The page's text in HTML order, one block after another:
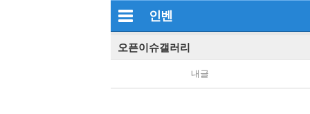
인벤
오픈이슈갤러리
내글